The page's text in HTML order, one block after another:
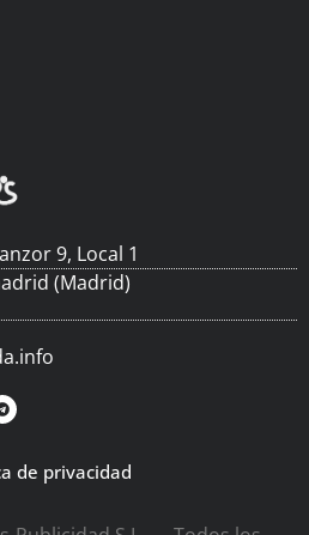
9, Local 1
(Madrid)
de privacidad